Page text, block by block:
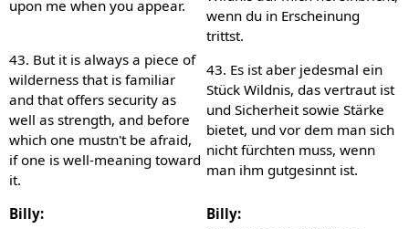
upon me when you appear.
wenn du in Erscheinung
trittst.
43. But it is always a piece of
wilderness that is familiar
and that offers security as
well as strength, and before
which one mustn't be afraid,
if one is well-meaning toward
it.
43. Es ist aber jedesmal ein
Stück Wildnis, das vertraut ist
und Sicherheit sowie Stärke
bietet, und vor dem man sich
nicht fürchten muss, wenn
man ihm gutgesinnt ist.
Billy:
Billy: